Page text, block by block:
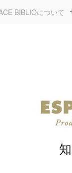
BIBLIOについて